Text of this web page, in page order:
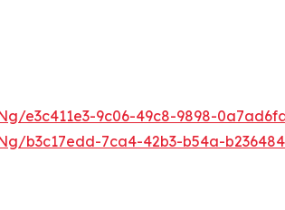
e3c411e3-9c06-49c8-9898-
b3c17edd-7ca4-42b3-b54a-